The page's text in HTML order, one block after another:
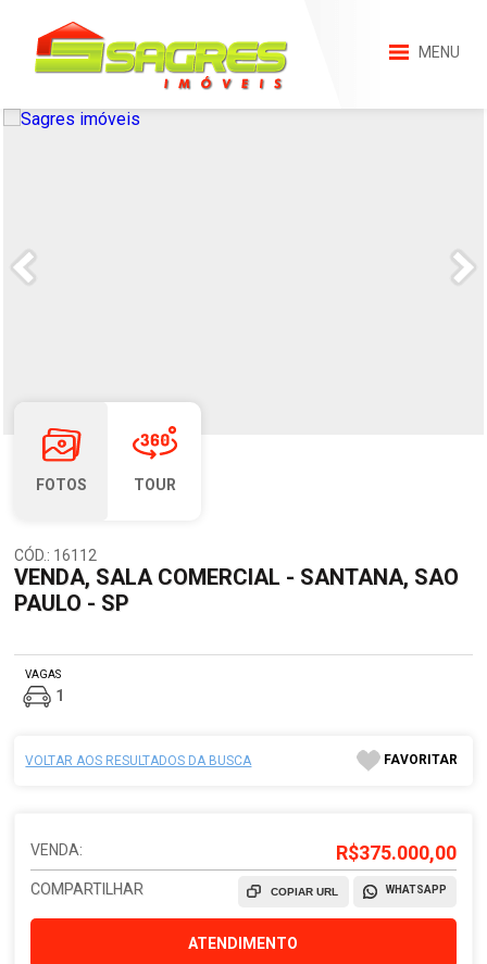
MENU
FOTOS TOUR
CÓD.: 16112
VENDA, SALA COMERCIAL - SANTANA, SAO
PAULO - SP
VAGAS
1
VOLTAR AOS RESULTADOS DA BUSCA FAVORITAR
VENDA: R$375.000,00
COMPARTILHAR WHATSAPP
COPIAR URL
ATENDIMENTO